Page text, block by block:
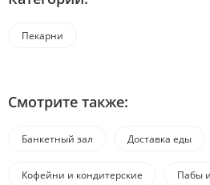
Пекарни
Смотрите также:
Банкетный зал Доставка еды
Кофейни и кондитерские Пабы